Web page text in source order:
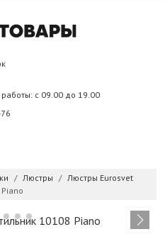
с 09.00 до 19.00
Люстры
Люстры Eurosvet